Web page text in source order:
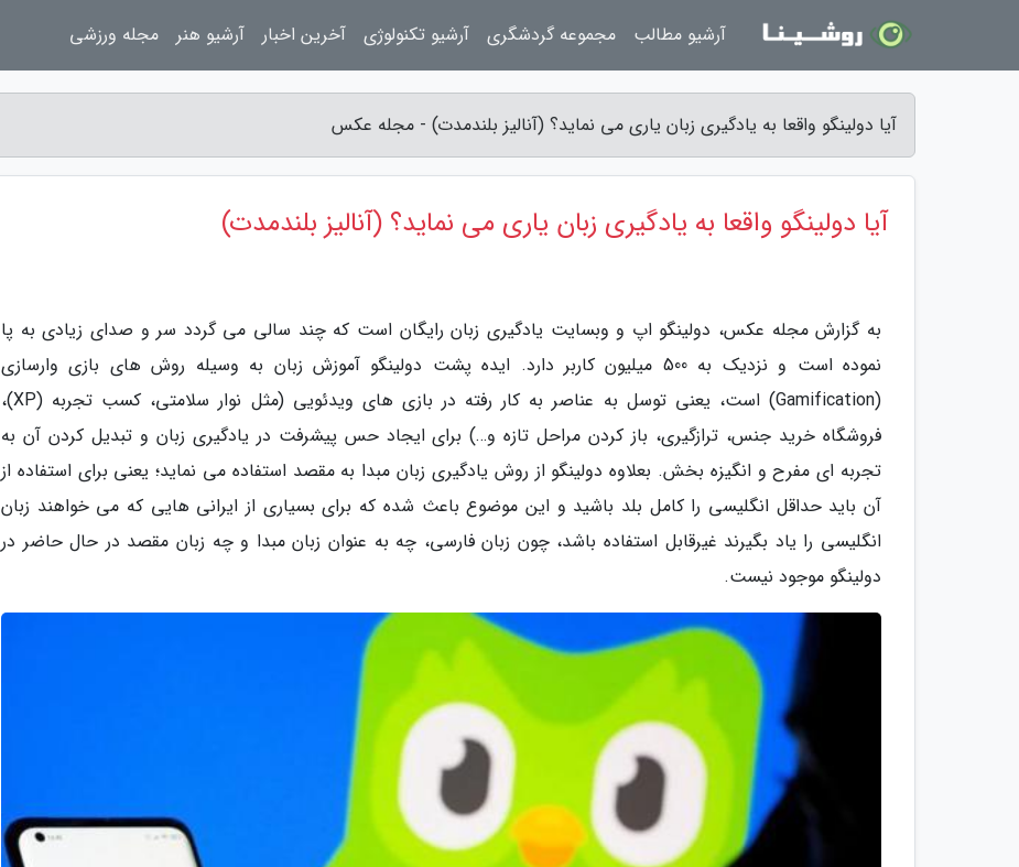
آیا دولینگو واقعا به یادگیری زبان یاری می نماید؟ (آنالیز بلندمدت) - مجله عکس
آیا دولینگو واقعا به یادگیری زبان یاری می نماید؟ (آنالیز بلندمدت)
به گزارش مجله عکس، دولینگو اپ و وبسایت یادگیری زبان رایگان است که چند سالی می گردد سر و صدای زیادی به پا
نموده است و نزدیک به 500 میلیون کاربر دارد. ایده پشت دولینگو آموزش زبان به وسیله روش های بازی وارسازی
(Gamification) است، یعنی توسل به عناصر به کار رفته در بازی های ویدئویی (مثل نوار سلامتی، کسب تجربه (XP)،
فروشگاه خرید جنس، ترازگیری، باز کردن مراحل تازه و…) برای ایجاد حس پیشرفت در یادگیری زبان و تبدیل کردن آن به
تجربه ای مفرح و انگیزه بخش. بعلاوه دولینگو از روش یادگیری زبان مبدا به مقصد استفاده می نماید؛ یعنی برای استفاده از
آن باید حداقل انگلیسی را کامل بلد باشید و این موضوع باعث شده که برای بسیاری از ایرانی هایی که می خواهند زبان
انگلیسی را یاد بگیرند غیرقابل استفاده باشد، چون زبان فارسی، چه به عنوان زبان مبدا و چه زبان مقصد در حال حاضر در
دولینگو موجود نیست.
آرشیو مطالب مجموعه گردشگری آرشیو تکنولوژی آخرین اخبار آرشیو هنر مجله ورزشی